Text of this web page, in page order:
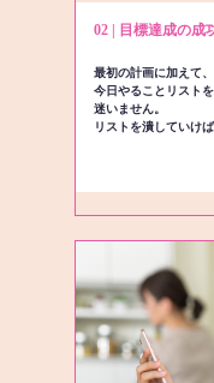
02 | 目標達成の成
最初の計画に加えて
今日やることリスト
迷いません。
リストを潰していけ